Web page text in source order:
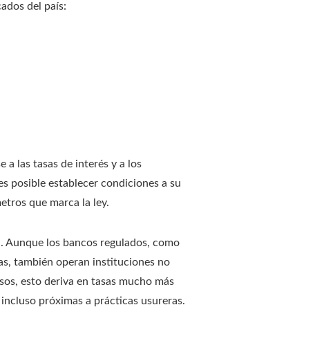
del país:
a las tasas de interés y a los
posible establecer condiciones a su
que marca la ley.
los bancos regulados, como
también operan instituciones no
esto deriva en tasas mucho más
próximas a prácticas usureras.